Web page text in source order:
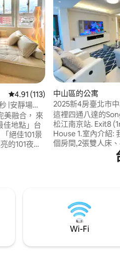
從 113 則評價中獲得 4.91 的平均
4.91 (113)
|安靜場所
友善
絕佳101景
的101夜景
潔換新』
心住宿:)
午1點後寄
高鐵、台鐵)
中山區的公寓
2025新4房臺北市
南京雙鐵宅
這裡四通八達的
松江南京站. Exit8
House 1.室內介紹:
個房間,2張雙人床
加上客餐廳共有
時空氣換氣機,室
備)這點是我們足以
製中、英文台北大
點,另有最新官方
出發悠遊，用心推
在乎清潔衛生: 另
具與毛巾送專業高
Wi-Fi